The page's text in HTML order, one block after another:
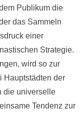
Publikum die
das Sammeln
einer
Strategie.
wird so zur
Hauptstädten der
die universelle
Tendenz zur